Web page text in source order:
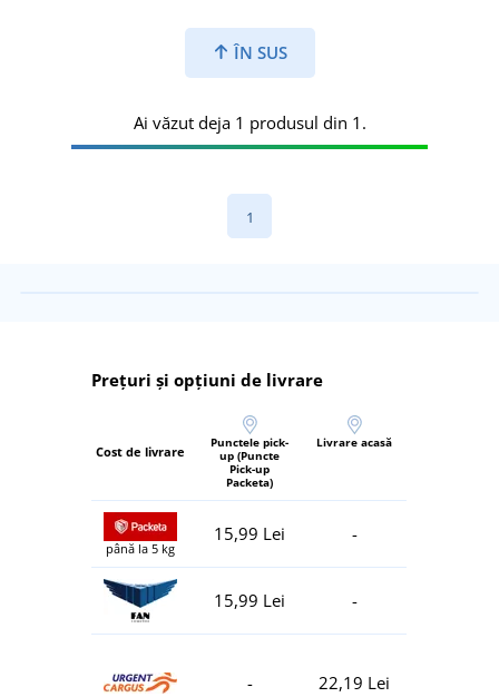
ÎN SUS
Ai văzut deja 1 produsul din 1.
1
Prețuri și opțiuni de livrare
Cost de livrare
Punctele pick-
up (Puncte
Pick-up
Packeta)
Livrare acasă
până la 5 kg
15,99 Lei -
15,99 Lei -
- 22,19 Lei